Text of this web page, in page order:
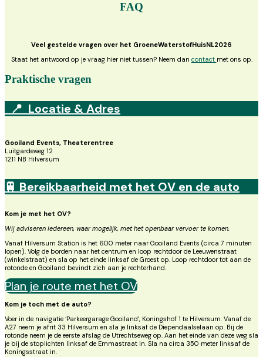
FAQ
Veel gestelde vragen over het GroeneWaterstofHuisNL2026
Staat het antwoord op je vraag hier niet tussen? Neem dan contact met ons op.
Praktische vragen
📍 Locatie & Adres
Gooiland Events, Theaterentree
Luitgardeweg 12
1211 NB Hilversum
🚆 Bereikbaarheid met het OV en de auto
Kom je met het OV?
Wij adviseren iedereen, waar mogelijk, met het openbaar vervoer te komen.
Vanaf Hilversum Station is het 600 meter naar Gooiland Events (circa 7 minuten
lopen). Volg de borden naar het centrum en loop rechtdoor de Leeuwenstraat
(winkelstraat) en sla op het einde linksaf de Groest op. Loop rechtdoor tot aan de
rotonde en Gooiland bevindt zich aan je rechterhand.
Plan je route met het OV
Kom je toch met de auto?
Voer in de navigatie ‘Parkeergarage Gooiland’, Koningshof 1 te Hilversum. Vanaf de
A27 neem je afrit 33 Hilversum en sla je linksaf de Diependaalselaan op. Bij de
rotonde neem je de eerste afslag de Utrechtseweg op. Aan het einde van deze weg sla
je bij de stoplichten linksaf de Emmastraat in. Sla na circa 350 meter linksaf de
Koningsstraat in.